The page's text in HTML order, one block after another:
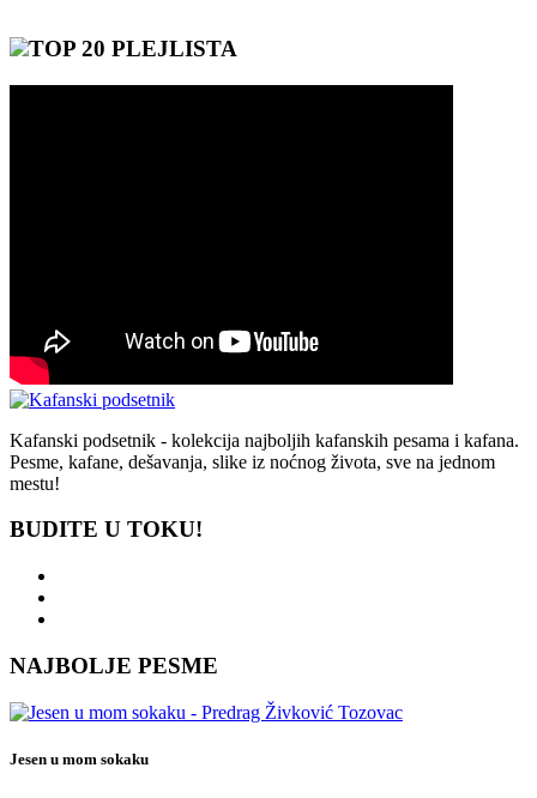
TOP 20 PLEJLISTA
Kafanski podsetnik - kolekcija najboljih kafanskih pesama i kafana.
Pesme, kafane, dešavanja, slike iz noćnog života, sve na jednom
mestu!
BUDITE U TOKU!
NAJBOLJE PESME
Jesen u mom sokaku